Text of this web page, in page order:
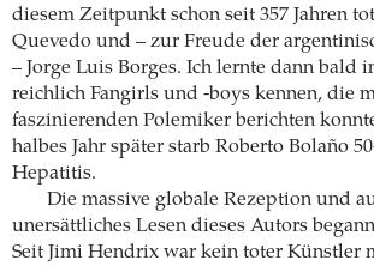
diesem Zeitpunkt schon seit 357 Jahren
Quevedo und – zur Freude der
– Jorge Luis Borges. Ich lernte dann bald
reichlich Fangirls und -boys kennen, die
faszinierenden Polemiker berichten
halbes Jahr später starb Roberto Bolaño
Hepatitis.
Die massive globale Rezeption und
unersättliches Lesen dieses Autors
Seit Jimi Hendrix war kein toter Künstler